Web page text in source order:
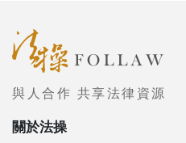
與人合作 共享法律資源
關於法操